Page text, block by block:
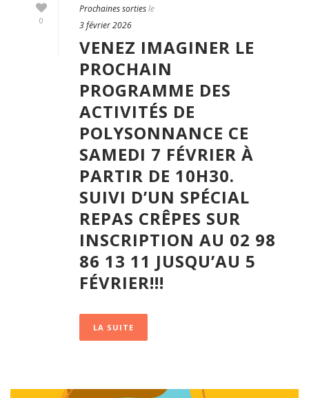
0
Prochaines sortiesle
3 février 2026
VENEZ IMAGINER LE
PROCHAIN
PROGRAMME DES
ACTIVITÉS DE
POLYSONNANCE CE
SAMEDI 7 FÉVRIER À
PARTIR DE 10H30.
SUIVI D’UN SPÉCIAL
REPAS CRÊPES SUR
INSCRIPTION AU 02 98
86 13 11 JUSQU’AU 5
FÉVRIER!!!
LA SUITE